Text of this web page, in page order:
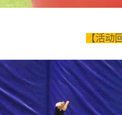
【活动